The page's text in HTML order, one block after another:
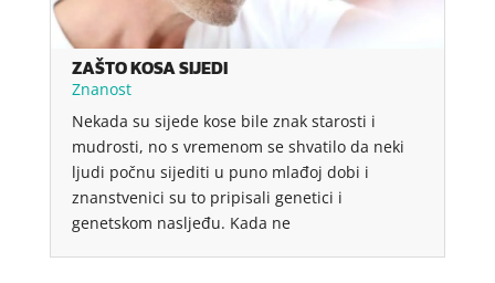
ZAŠTO KOSA SIJEDI
Znanost
Nekada su sijede kose bile znak starosti i
mudrosti, no s vremenom se shvatilo da neki
ljudi počnu sijediti u puno mlađoj dobi i
znanstvenici su to pripisali genetici i
genetskom nasljeđu. Kada ne